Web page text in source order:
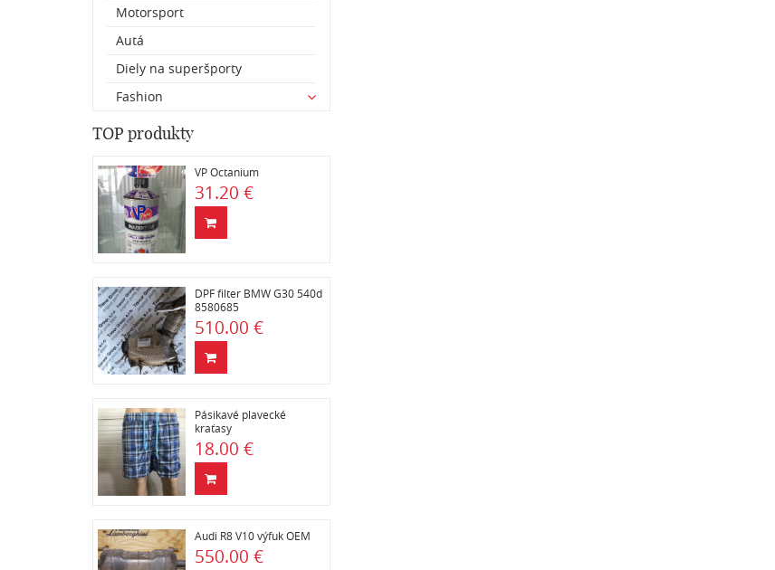
Motorsport
Autá
Diely na superšporty
Fashion
TOP produkty
VP Octanium
31.20 €
DPF filter BMW G30 540d
8580685
510.00 €
Pásikavé plavecké
kraťasy
18.00 €
Audi R8 V10 výfuk OEM
550.00 €